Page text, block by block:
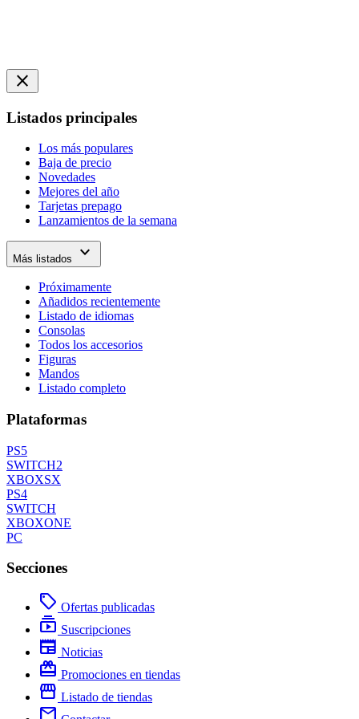
close
Listados principales
Los más populares
Baja de precio
Novedades
Mejores del año
Tarjetas prepago
Lanzamientos de la semana
Más listados expand_more
Próximamente
Añadidos recientemente
Listado de idiomas
Consolas
Todos los accesorios
Figuras
Mandos
Listado completo
Plataformas
PS5
SWITCH2
XBOXSX
PS4
SWITCH
XBOXONE
PC
Secciones
local_offer Ofertas publicadas
subscriptions Suscripciones
newspaper Noticias
redeem Promociones en tiendas
storefront Listado de tiendas
mail